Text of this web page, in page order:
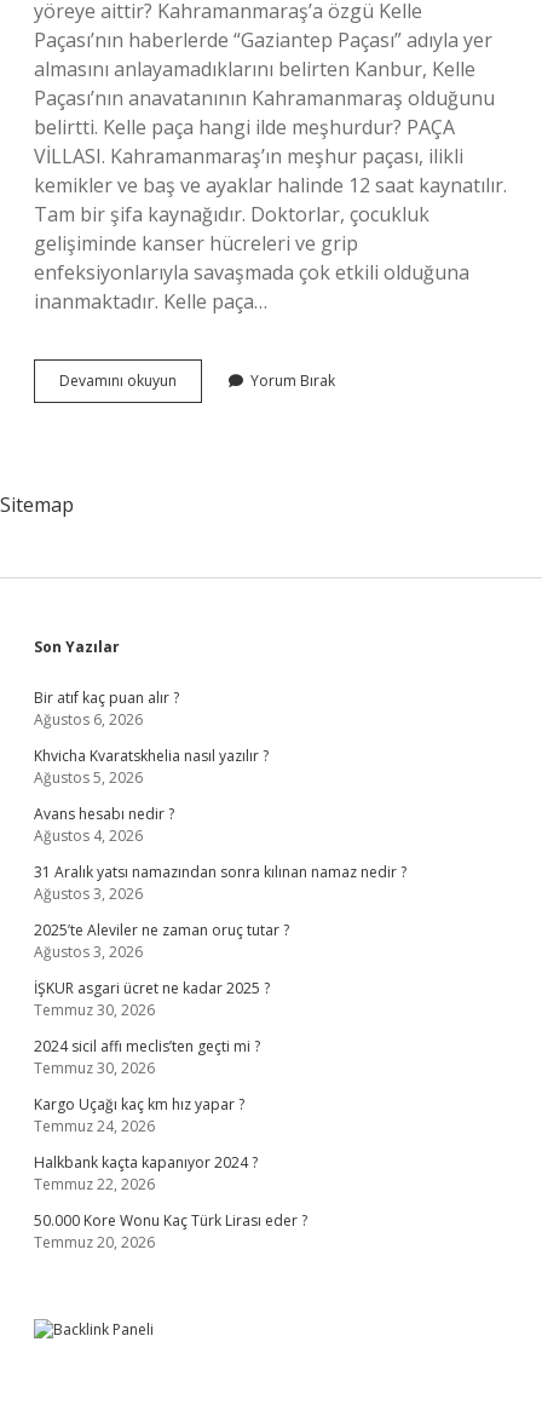
yöreye aittir? Kahramanmaraş’a özgü Kelle
Paçası’nın haberlerde “Gaziantep Paçası” adıyla yer
almasını anlayamadıklarını belirten Kanbur, Kelle
Paçası’nın anavatanının Kahramanmaraş olduğunu
belirtti. Kelle paça hangi ilde meşhurdur? PAÇA
VİLLASI. Kahramanmaraş’ın meşhur paçası, ilikli
kemikler ve baş ve ayaklar halinde 12 saat kaynatılır.
Tam bir şifa kaynağıdır. Doktorlar, çocukluk
gelişiminde kanser hücreleri ve grip
enfeksiyonlarıyla savaşmada çok etkili olduğuna
inanmaktadır. Kelle paça…
Devamını okuyun
Paça
Yorum Bırak
Sitemap
Sidebar
Son Yazılar
Bir atıf kaç puan alır ?
Ağustos 6, 2026
Khvicha Kvaratskhelia nasıl yazılır ?
Ağustos 5, 2026
Avans hesabı nedir ?
Ağustos 4, 2026
31 Aralık yatsı namazından sonra kılınan namaz nedir ?
Ağustos 3, 2026
2025’te Aleviler ne zaman oruç tutar ?
Ağustos 3, 2026
İŞKUR asgari ücret ne kadar 2025 ?
Temmuz 30, 2026
2024 sicil affı meclis’ten geçti mi ?
Temmuz 30, 2026
Kargo Uçağı kaç km hız yapar ?
Temmuz 24, 2026
Halkbank kaçta kapanıyor 2024 ?
Temmuz 22, 2026
50.000 Kore Wonu Kaç Türk Lirası eder ?
Temmuz 20, 2026